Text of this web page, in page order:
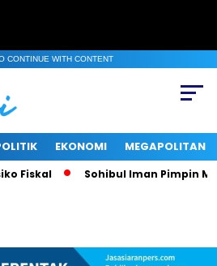
CONTINUE WITH CONTENT
EKONOMI MEGAPOLITAN
Fiskal Sohibul Iman Pimpin